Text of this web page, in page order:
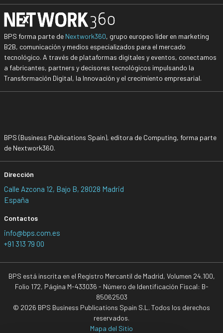
BPS forma parte de Nextwork360, grupo europeo líder en marketing
B2B, comunicación y medios especializados para el mercado
tecnológico. A través de plataformas digitales y eventos, conectamos
a fabricantes, partners y decisores tecnológicos impulsando la
Transformación Digital, la Innovación y el crecimiento empresarial.
BPS (Business Publications Spain), editora de Computing, forma parte
de Nextwork360.
Dirección
Calle Azcona 12, Bajo B, 28028 Madrid
España
Contactos
info@bps.com.es
+91 313 79 00
BPS está inscrita en el Registro Mercantil de Madrid, Volumen 24.100,
Folio 172, Página M-433036 - Número de Identificación Fiscal: B-
85062503
© 2026 BPS Business Publications Spain S.L. Todos los derechos
reservados.
Mapa del Sitio